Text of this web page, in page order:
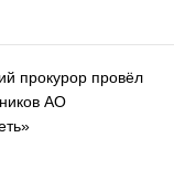
прокурор провёл
АО